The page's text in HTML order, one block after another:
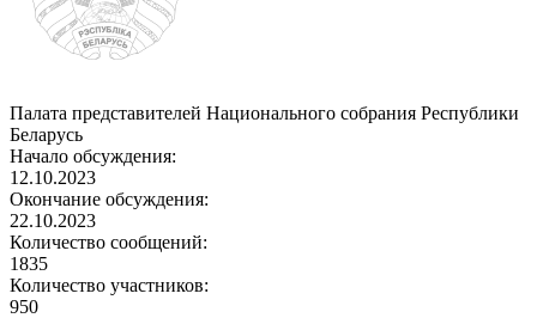
Палата представителей Национального собрания Республики
Беларусь
Начало обсуждения:
12.10.2023
Окончание обсуждения:
22.10.2023
Количество сообщений:
1835
Количество участников:
950